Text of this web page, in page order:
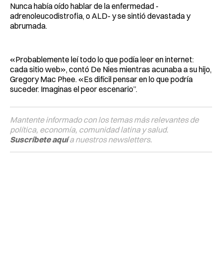
Nunca había oído hablar de la enfermedad -
adrenoleucodistrofia, o ALD- y se sintió devastada y
abrumada.
«Probablemente leí todo lo que podía leer en internet:
cada sitio web», contó De Nies mientras acunaba a su hijo,
Gregory Mac Phee. «Es difícil pensar en lo que podría
suceder. Imaginas el peor escenario”.
Mantente informado con los temas más relevantes de
política, economía, comunidad latina y salud.
Suscríbete aquía nuestros newsletters.